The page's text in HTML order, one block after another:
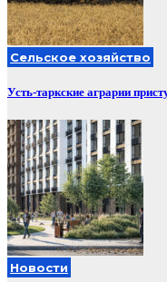
Сельское хозяйство
Усть-таркские аграрии
Новости